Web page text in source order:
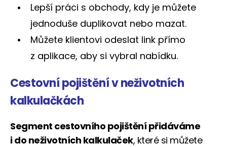
Lepší práci s obchody, kdy je můžete
jednoduše duplikovat nebo mazat.
Můžete klientovi odeslat link přímo
z aplikace, aby si vybral nabídku.
Cestovní pojištění v neživotních
kalkulačkách
Segment cestovního pojištění přidáváme
i do neživotních kalkulaček, které si můžete